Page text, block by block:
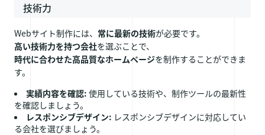
技術力
Webサイト制作には、 常に最新の技術が必要です。
高い技術力を持つ会社を選ぶことで、
時代に合わせた高品質なホームページを制作することができま
す。
実績内容を確認: 使用している技術や、制作ツールの最新性
を確認しましょう。
レスポンシブデザイン: レスポンシブデザインに対応してい
る会社を選びましょう。